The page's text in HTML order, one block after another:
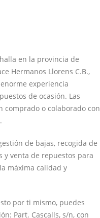
en la provincia de
Hermanos Llorens C.B.,
experiencia
de ocasión. Las
comprado o colaborado con
de bajas, recogida de
y venta de repuestos para
máxima calidad y
por ti mismo, puedes
Part. Cascalls, s/n, con